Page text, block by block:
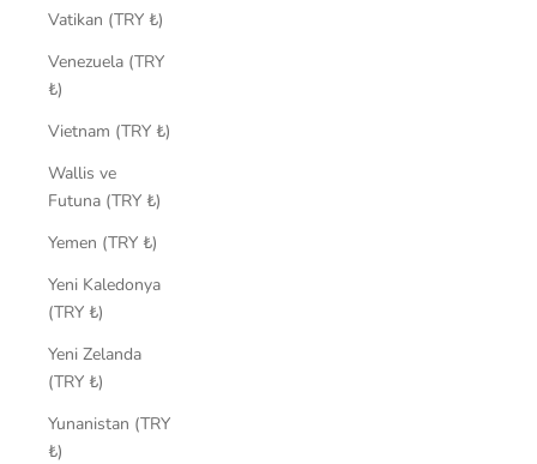
Vatikan (TRY ₺)
Venezuela (TRY
₺)
Vietnam (TRY ₺)
Wallis ve
Futuna (TRY ₺)
Yemen (TRY ₺)
Yeni Kaledonya
(TRY ₺)
Yeni Zelanda
(TRY ₺)
Yunanistan (TRY
₺)